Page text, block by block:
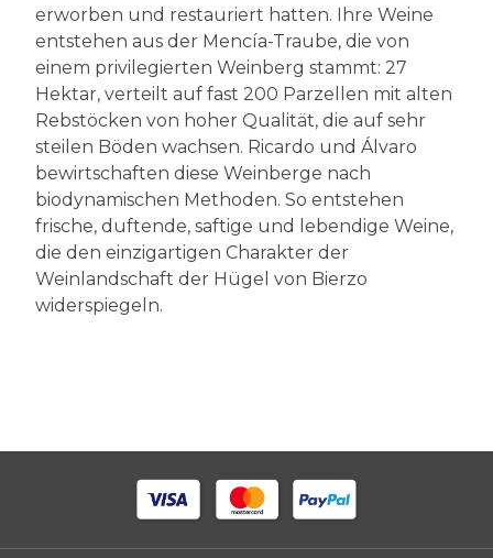
erworben und restauriert hatten. Ihre Weine
entstehen aus der Mencía-Traube, die von
einem privilegierten Weinberg stammt: 27
Hektar, verteilt auf fast 200 Parzellen mit alten
Rebstöcken von hoher Qualität, die auf sehr
steilen Böden wachsen. Ricardo und Álvaro
bewirtschaften diese Weinberge nach
biodynamischen Methoden. So entstehen
frische, duftende, saftige und lebendige Weine,
die den einzigartigen Charakter der
Weinlandschaft der Hügel von Bierzo
widerspiegeln.